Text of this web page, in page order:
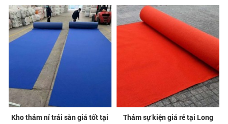
Kho thảm nỉ trải sàn giá tốt tại
Thảm sự kiện giá rẻ tại Long